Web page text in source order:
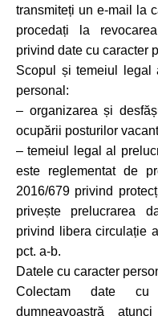
transmiteți un e-mail la
procedați la
privind date cu caracter
Scopul și temeiul legal
personal:
– organizarea și
ocupării posturilor
– temeiul legal al
este reglementat de
2016/679 privind
privește prelucrarea
privind libera circulație
pct. a-b.
Datele cu caracter
Colectam date cu
dumneavoastră